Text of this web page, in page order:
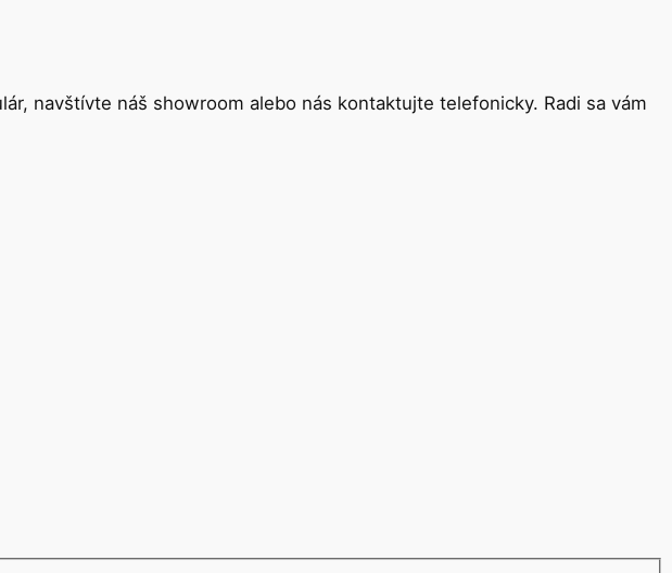
navštívte náš showroom alebo nás kontaktujte telefonicky. Radi sa vám